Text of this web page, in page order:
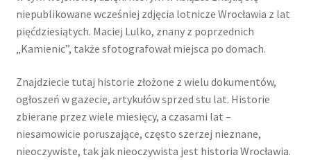
niepublikowane wcześniej zdjęcia lotnicze Wrocławia z lat
pięćdziesiątych. Maciej Lulko, znany z poprzednich
„Kamienic”, także sfotografował miejsca po domach.
Znajdziecie tutaj historie złożone z wielu dokumentów,
ogłoszeń w gazecie, artykułów sprzed stu lat. Historie
zbierane przez wiele miesięcy, a czasami lat –
niesamowicie poruszające, często szerzej nieznane,
nieoczywiste, tak jak nieoczywista jest historia Wrocławia.